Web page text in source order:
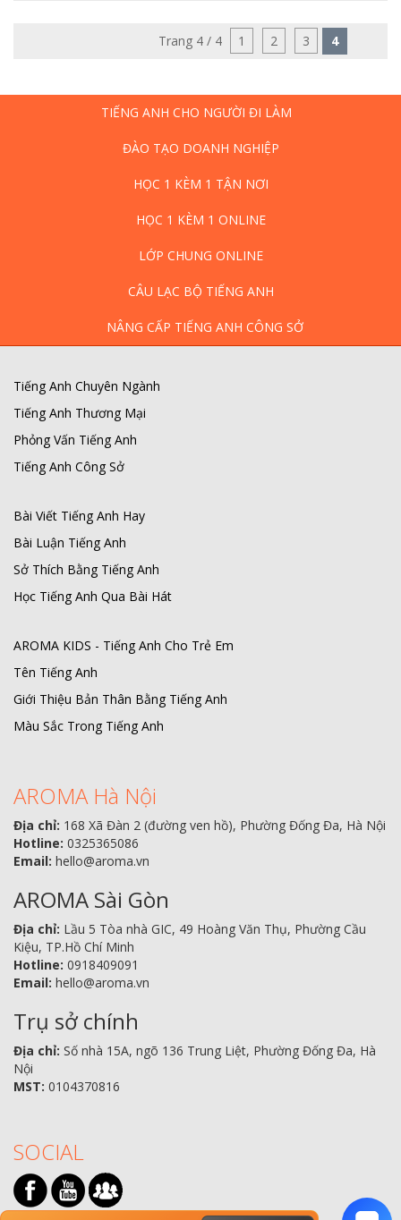
Trang 4 / 4 1 2 3 4
TIẾNG ANH CHO NGƯỜI ĐI LÀM
ĐÀO TẠO DOANH NGHIỆP
HỌC 1 KÈM 1 TẬN NƠI
HỌC 1 KÈM 1 ONLINE
LỚP CHUNG ONLINE
CÂU LẠC BỘ TIẾNG ANH
NÂNG CẤP TIẾNG ANH CÔNG SỞ
Tiếng Anh Chuyên Ngành
Tiếng Anh Thương Mại
Phỏng Vấn Tiếng Anh
Tiếng Anh Công Sở
Bài Viết Tiếng Anh Hay
Bài Luận Tiếng Anh
Sở Thích Bằng Tiếng Anh
Học Tiếng Anh Qua Bài Hát
AROMA KIDS - Tiếng Anh Cho Trẻ Em
Tên Tiếng Anh
Giới Thiệu Bản Thân Bằng Tiếng Anh
Màu Sắc Trong Tiếng Anh
AROMA Hà Nội
Địa chỉ: 168 Xã Đàn 2 (đường ven hồ), Phường Đống Đa, Hà Nội
Hotline: 0325365086
Email: hello@aroma.vn
AROMA Sài Gòn
Địa chỉ: Lầu 5 Tòa nhà GIC, 49 Hoàng Văn Thụ, Phường Cầu
Kiệu, TP.Hồ Chí Minh
Hotline: 0918409091
Email: hello@aroma.vn
Trụ sở chính
Địa chỉ: Số nhà 15A, ngõ 136 Trung Liệt, Phường Đống Đa, Hà
Nội
MST: 0104370816
SOCIAL